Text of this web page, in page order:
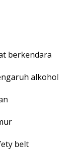
berkendara
alkohol
belt